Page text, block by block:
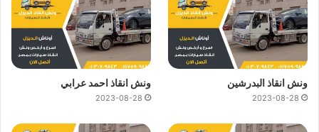
ونش انقاذ البدرشين
2023-08-28
ونش انقاذ احمد عرابي
2023-08-28